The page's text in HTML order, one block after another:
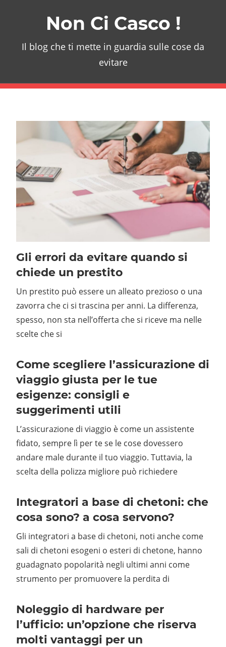
Non Ci Casco !
Il blog che ti mette in guardia sulle cose da
evitare
Gli errori da evitare quando si
chiede un prestito
Un prestito può essere un alleato prezioso o una
zavorra che ci si trascina per anni. La differenza,
spesso, non sta nell’offerta che si riceve ma nelle
scelte che si
Come scegliere l’assicurazione di
viaggio giusta per le tue
esigenze: consigli e
suggerimenti utili
L’assicurazione di viaggio è come un assistente
fidato, sempre lì per te se le cose dovessero
andare male durante il tuo viaggio. Tuttavia, la
scelta della polizza migliore può richiedere
Integratori a base di chetoni: che
cosa sono? a cosa servono?
Gli integratori a base di chetoni, noti anche come
sali di chetoni esogeni o esteri di chetone, hanno
guadagnato popolarità negli ultimi anni come
strumento per promuovere la perdita di
Noleggio di hardware per
l’ufficio: un’opzione che riserva
molti vantaggi per un